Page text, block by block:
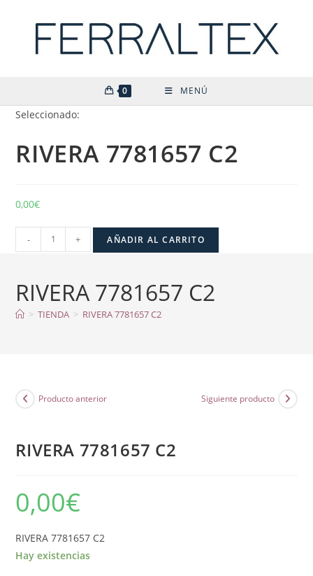
contenido
0 MENÚ
Seleccionado:
RIVERA 7781657 C2
0,00€
7781657
cantidad
- + AÑADIR AL CARRITO
RIVERA 7781657 C2
> TIENDA > RIVERA 7781657 C2
Producto anterior Siguiente producto
RIVERA 7781657 C2
0,00€
RIVERA 7781657 C2
Hay existencias